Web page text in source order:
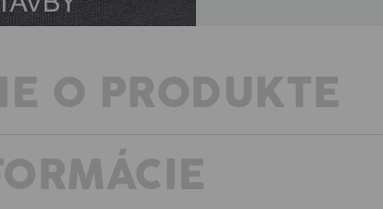
O PRODUKTE
Nohavice z kolekcie e.s.vintage
mimoriadne príjemný pri nosení.
neobmedzené pohodlie: typická